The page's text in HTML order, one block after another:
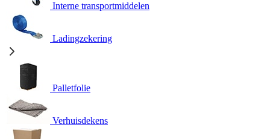
Interne transportmiddelen
Ladingzekering
Palletfolie
Verhuisdekens